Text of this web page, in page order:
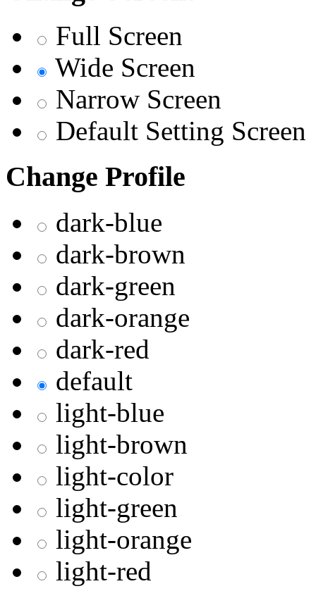
Full Screen
Wide Screen
Narrow Screen
Default Setting Screen
Change Profile
dark-blue
dark-brown
dark-green
dark-orange
dark-red
default
light-blue
light-brown
light-color
light-green
light-orange
light-red